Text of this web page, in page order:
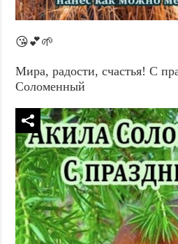
😘💕🌱
Мира, радости, счастья! С
Соломенный